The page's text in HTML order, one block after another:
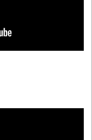
中に入っている
ボク
AOMEI